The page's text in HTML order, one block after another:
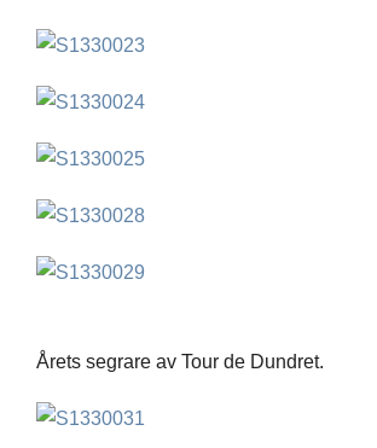
Årets segrare av Tour de Dundret.